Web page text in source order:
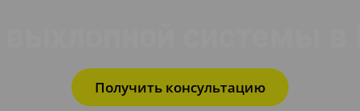
Получить консультацию